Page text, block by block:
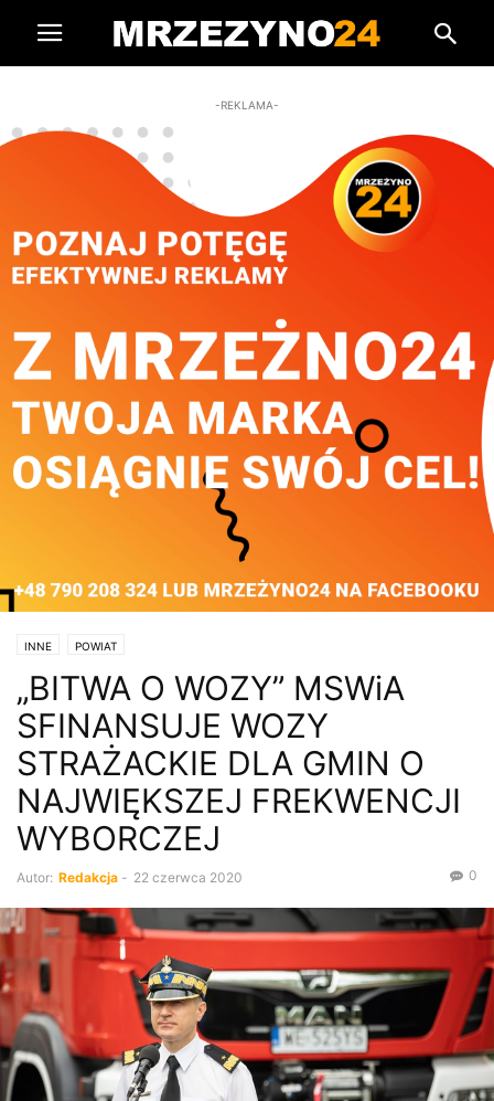
-REKLAMA-
INNE POWIAT
„BITWA O WOZY” MSWiA
SFINANSUJE WOZY
STRAŻACKIE DLA GMIN O
NAJWIĘKSZEJ FREKWENCJI
WYBORCZEJ
Autor: Redakcja - 22 czerwca 2020 0